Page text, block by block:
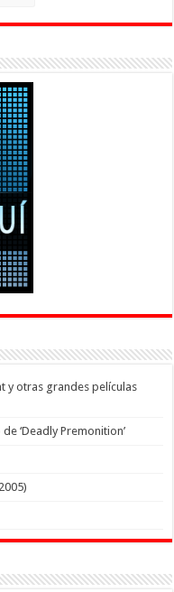
y otras grandes películas
‘Deadly Premonition’